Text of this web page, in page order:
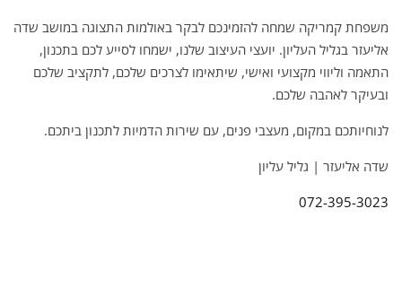
משפחת קמריקה שמחה להזמינכם לבקר באולמות התצוגה במושב שדה
אליעזר בגליל העליון. יועצי העיצוב שלנו, ישמחו לסייע לכם בתכנון,
התאמה וליווי מקצועי ואישי, שיתאימו לצרכים שלכם, לתקציב שלכם
ובעיקר לאהבה שלכם.
לנוחיותכם במקום, מעצבי פנים, עם שירות הדמיות לתכנון ביתכם.
שדה אליעזר | גליל עליון
072-395-3023